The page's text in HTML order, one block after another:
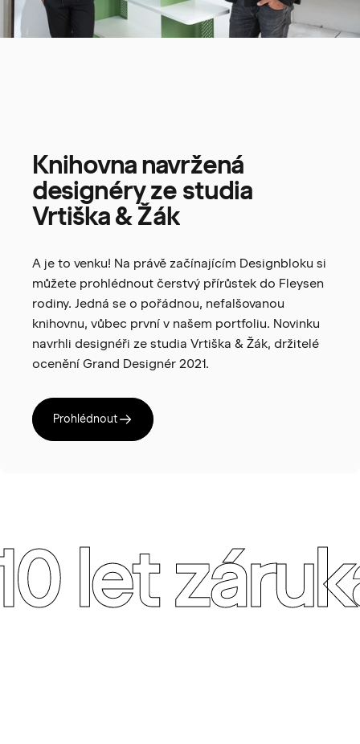
Knihovnanavržená
designéryze studia
Vrtiška&Žák
A je to venku! Na právě začínajícím Designbloku si
můžete prohlédnout čerstvý přírůstek do Fleysen
rodiny. Jedná se o pořádnou, nefalšovanou
knihovnu, vůbec první v našem portfoliu. Novinku
navrhli designéři ze studia Vrtiška & Žák, držitelé
ocenění Grand Designér 2021.
Prohlédnout
let